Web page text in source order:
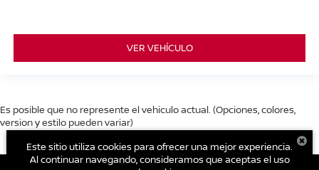
VER VEHÍCULO
Es posible que no represente el vehiculo actual. (Opciones, colores,
version y estilo pueden variar)
Este sitio utiliza cookies para ofrecer una mejor experiencia.
Al continuar navegando, consideramos que aceptas el uso